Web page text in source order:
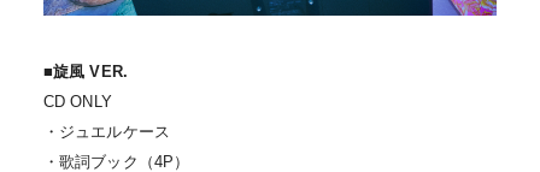
■旋風 VER.
CD ONLY
・ジュエルケース
・歌詞ブック（4P）